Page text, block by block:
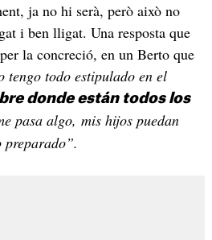
ja no hi serà, però això no
i ben lligat. Una resposta que
la concreció, en un Berto que
tengo todo estipulado en el
donde están todos los
pasa algo, mis hijos puedan